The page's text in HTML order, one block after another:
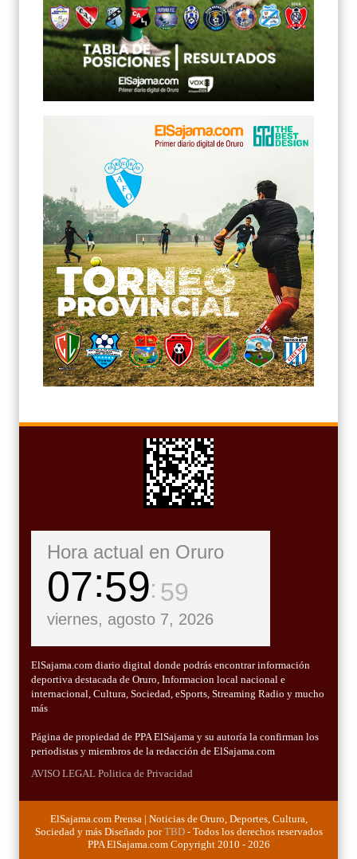
Hora actual en Oruro
08 00 01
viernes, agosto 7, 2026
ElSajama.com diario digital donde podrás encontrar información
deportiva destacada de Oruro, Informacion local nacional e
internacional, Cultura, Sociedad, eSports, Streaming Radio y mucho
más
Página de propiedad de PPA ElSajama y su autoría la confirman los
periodistas y miembros de la redacción de ElSajama.com
AVISO LEGAL Politica de Privacidad
ElSajama.com Prensa | Noticias de Oruro, Deportes, Cultura,
Sociedad y más Diseñado porTBD- Todos los derechos reservados
PPA ElSajama.com Copyright 2010 - 2026